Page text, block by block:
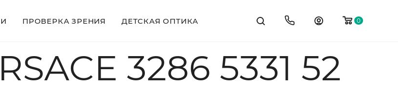
0
ПРОВЕРКА ЗРЕНИЯ ДЕТСКАЯ ОПТИКА
3286 5331 52